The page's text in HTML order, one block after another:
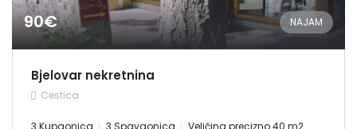
90€ NAJAM
Bjelovar nekretnina
Cestica
3 Kupaonica 3 Spavaonica Veličina precizno 40 m2